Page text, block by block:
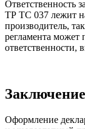
Ответственность
ТР ТС 037 лежит
производитель,
регламента может
ответственности,
Заключение
Оформление